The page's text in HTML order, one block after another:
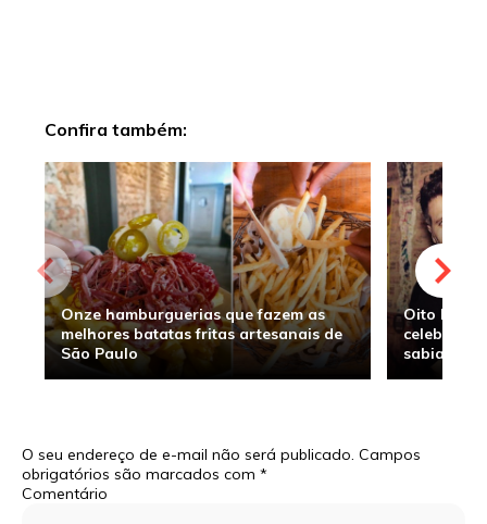
Confira também:
Onze hamburguerias que fazem as
melhores batatas fritas artesanais de
São Paulo
Oito
sabia
O seu endereço de e-mail não será publicado. Campos
obrigatórios são marcados com *
Comentário